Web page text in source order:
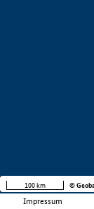
Impressum
100 km ©